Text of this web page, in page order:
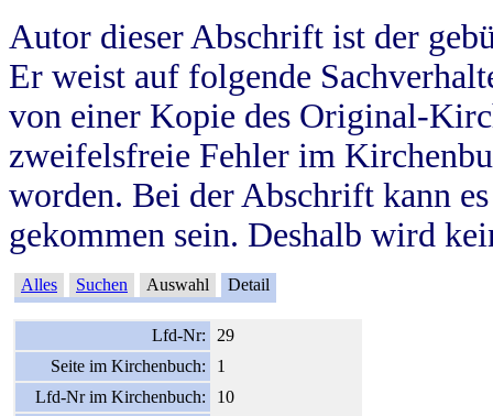
Autor dieser Abschrift ist der
Er weist auf folgende
von einer Kopie des Original-
zweifelsfreie Fehler im
worden. Bei der Abschrift kann
gekommen sein. Deshalb wird
Alles Suchen Auswahl Detail
Lfd-Nr:
29
Seite im Kirchenbuch:
1
Lfd-Nr im Kirchenbuch:
10